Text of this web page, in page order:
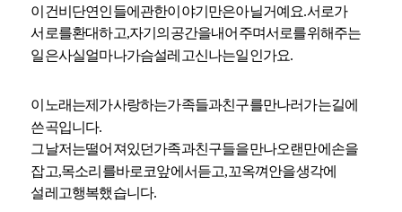
이건비단연인들에 관한이야기만은아닐거예요.서로가
서로를환대하고,자기의 공간을내어주며서로를위해주는
일은사실얼마나가슴설레고신나는일인가요.
이 노래는제가사랑하는가족들과친구를만나러가는길에
쓴곡입니다.
그날저는떨어져있던가족과친구들을만나오랜만에 손을
잡고,목소리를바로코앞에서듣고,꼬옥껴안을생각에
설레고행복했습니다.